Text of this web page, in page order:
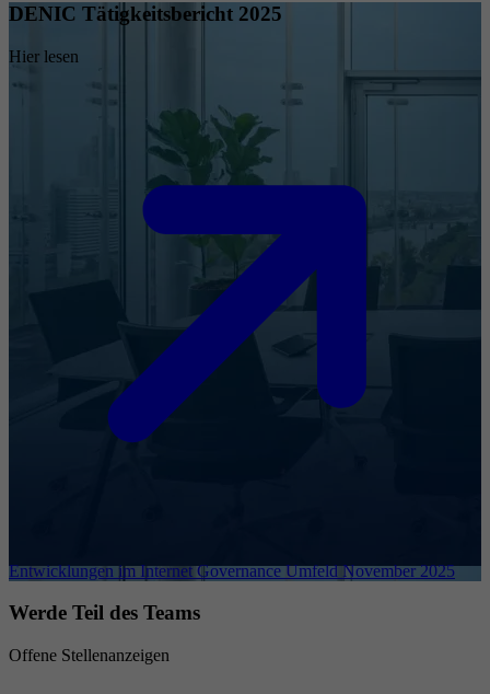
DENIC Tätigkeitsbericht 2025
Hier lesen
Entwicklungen im Internet Governance Umfeld November 2025
Werde Teil des Teams
Offene Stellenanzeigen